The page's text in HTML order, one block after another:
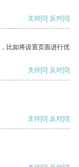
支持[0] 反对[0]
比如将设置页面进行优
支持[0] 反对[0]
支持[0] 反对[0]